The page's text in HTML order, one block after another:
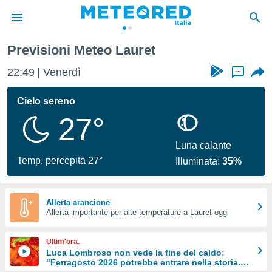
di
per
le
di
Web
le
Previsioni Meteo Lauret
22:49 Venerdì ...
Cielo sereno
27°
Temp. percepita 27°
Luna calante
Illuminata:35%
Allerta arancione
Allerta importante per alte temperature a Lauret oggi
Ultim'ora.
Luca Lombroso non vede la fine del caldo:
"Ferragosto 2026 potrebbe entrare nella storia.